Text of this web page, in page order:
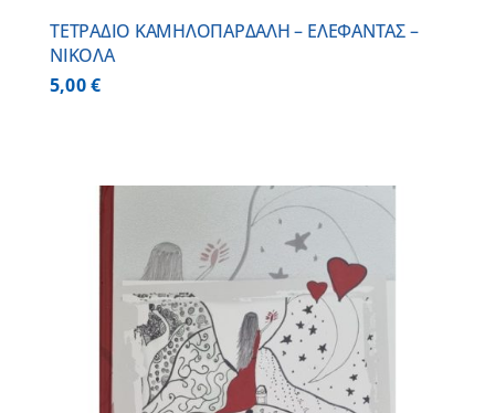
ΤΕΤΡΑΔΙΟ ΚΑΜΗΛΟΠΑΡΔΑΛΗ – ΕΛΕΦΑΝΤΑΣ –
ΝΙΚΟΛΑ
5,00€